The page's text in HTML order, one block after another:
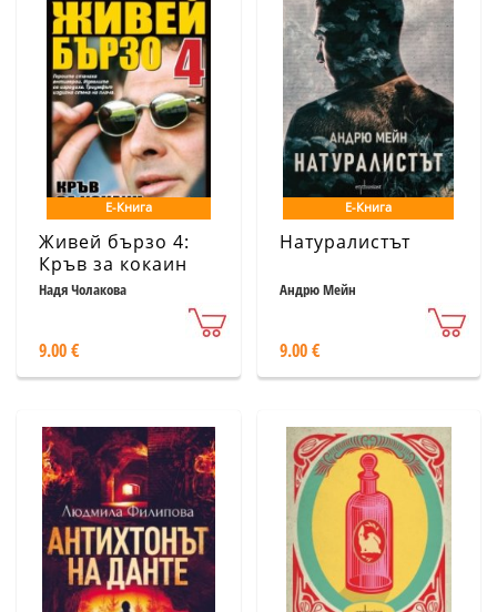
Е-Книга
Живей бързо 4:
Кръв за кокаин
Надя Чолакова
9.00 €
Е-Книга
Натуралистът
Андрю Мейн
9.00 €